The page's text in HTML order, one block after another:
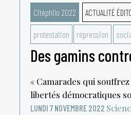
Citéphilo 2022 ACTUALITÉ
protestation répression
Des gamins
« Camarades qui
libertés démocratiques
LUNDI 7 NOVEMBRE 2022